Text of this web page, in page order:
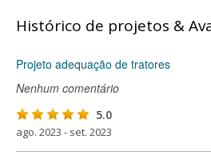
Histórico de projetos &
Projeto adequação de tratores
Nenhum comentário
5.0
ago. 2023 - set. 2023